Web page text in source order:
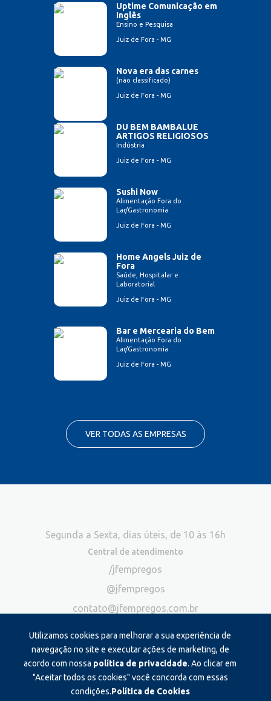
Uptime Comunicação em
Inglês
Ensino e Pesquisa
Juiz de Fora - MG
Nova era das carnes
(não classificado)
Juiz de Fora - MG
DU BEM BAMBALUE
ARTIGOS RELIGIOSOS
Indústria
Juiz de Fora - MG
Sushi Now
Alimentação Fora do
Lar/Gastronomia
Juiz de Fora - MG
Home Angels Juiz de
Fora
Saúde, Hospitalar e
Laboratorial
Juiz de Fora - MG
Bar e Mercearia do Bem
Alimentação Fora do
Lar/Gastronomia
Juiz de Fora - MG
VER TODAS AS EMPRESAS
Utilizamos cookies para melhorar a sua experiência de
navegação no site e executar ações de marketing, de
acordo com nossa política de privacidade. Ao clicar em
"Aceitar todos os cookies" você concorda com essas
condições.Política de Cookies
Segunda a Sexta, dias úteis, de 10 às 16h
Central de atendimento
/jfempregos
@jfempregos
contato@jfempregos.com.br
Publicidade
*Exclusivo para atendimento via chat. Não atendemos ligações neste
canal
Produzido e administrado por: